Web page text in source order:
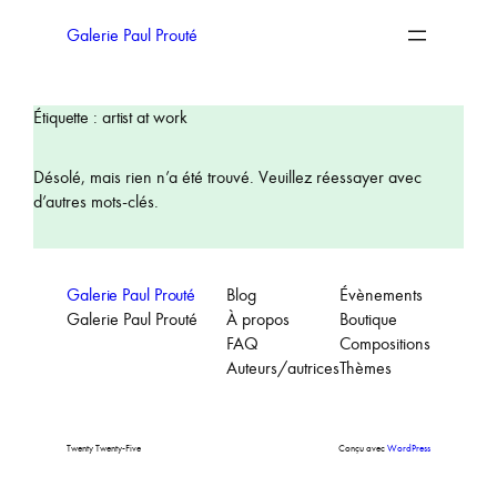
Galerie Paul Prouté
Étiquette : artist at work
Désolé, mais rien n’a été trouvé. Veuillez réessayer avec
d’autres mots-clés.
Galerie Paul Prouté
Galerie Paul Prouté
Blog
À propos
FAQ
Auteurs/autrices
Évènements
Boutique
Compositions
Thèmes
Twenty Twenty-Five Conçu avecWordPress